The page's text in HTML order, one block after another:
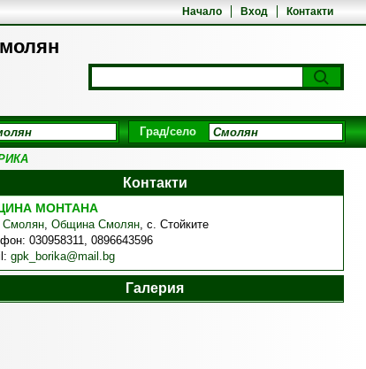
Начало Вход Контакти
Град/село
Контакти
МОНТАНА
Смолян, Община Смолян, с. Стойките
030958311, 0896643596
gpk_borika@mail.bg
Галерия